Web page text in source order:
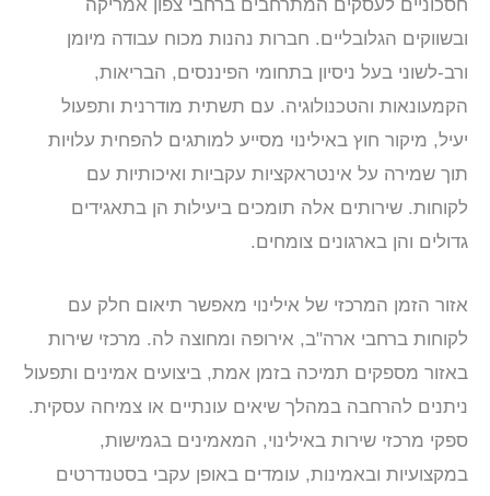
חסכוניים לעסקים המתרחבים ברחבי צפון אמריקה
ובשווקים הגלובליים. חברות נהנות מכוח עבודה מיומן
ורב-לשוני בעל ניסיון בתחומי הפיננסים, הבריאות,
הקמעונאות והטכנולוגיה. עם תשתית מודרנית ותפעול
יעיל, מיקור חוץ באילינוי מסייע למותגים להפחית עלויות
תוך שמירה על אינטראקציות עקביות ואיכותיות עם
לקוחות. שירותים אלה תומכים ביעילות הן בתאגידים
גדולים והן בארגונים צומחים.
אזור הזמן המרכזי של אילינוי מאפשר תיאום חלק עם
לקוחות ברחבי ארה"ב, אירופה ומחוצה לה. מרכזי שירות
באזור מספקים תמיכה בזמן אמת, ביצועים אמינים ותפעול
ניתנים להרחבה במהלך שיאים עונתיים או צמיחה עסקית.
ספקי מרכזי שירות באילינוי, המאמינים בגמישות,
במקצועיות ובאמינות, עומדים באופן עקבי בסטנדרטים